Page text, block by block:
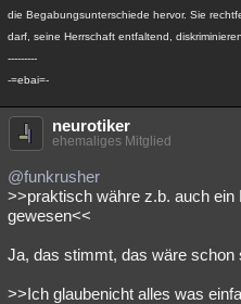
die Begabungsunterschiede hervor. Sie
darf, seine Herrschaft entfaltend,
---------
-=ebai=-
neurotiker
ehemaliges Mitglied
@funkrusher
>>praktisch währe z.b. auch ein
gewesen<<
Ja, das stimmt, das wäre schon
>>Ich glaubenicht alles was